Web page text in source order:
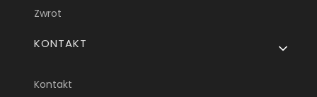
Zwrot
KONTAKT
Kontakt